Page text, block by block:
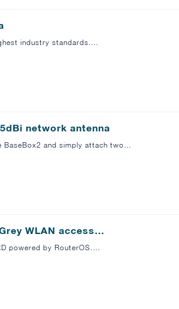
industry standards.…
network antenna
BaseBox2 and simply attach two…
WLAN access…
powered by RouterOS.…